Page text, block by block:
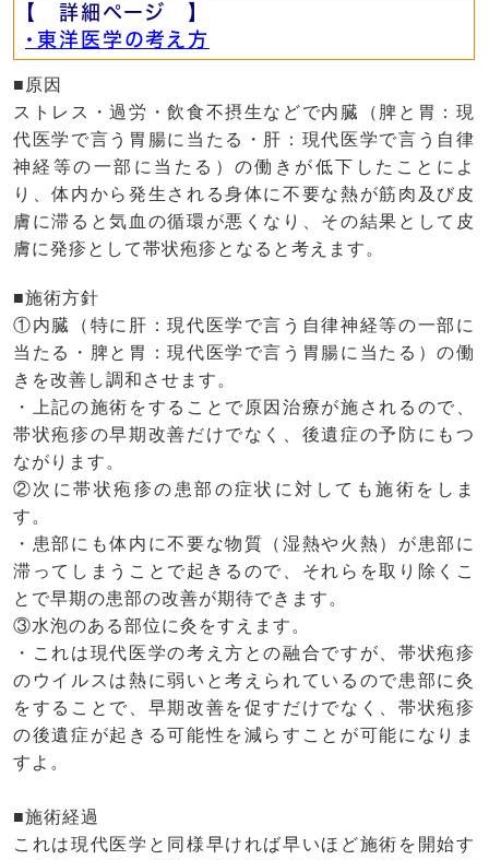
【 詳細ページ 】
・東洋医学の考え方
■原因
ストレス・過労・飲食不摂生などで内臓（脾と胃：現
代医学で言う胃腸に当たる・肝：現代医学で言う自律
神経等の一部に当たる）の働きが低下したことによ
り、体内から発生される身体に不要な熱が筋肉及び皮
膚に滞ると気血の循環が悪くなり、その結果として皮
膚に発疹として帯状疱疹となると考えます。
■施術方針
①内臓（特に肝：現代医学で言う自律神経等の一部に
当たる・脾と胃：現代医学で言う胃腸に当たる）の働
きを改善し調和させます。
・上記の施術をすることで原因治療が施されるので、
帯状疱疹の早期改善だけでなく、後遺症の予防にもつ
ながります。
②次に帯状疱疹の患部の症状に対しても施術をしま
す。
・患部にも体内に不要な物質（湿熱や火熱）が患部に
滞ってしまうことで起きるので、それらを取り除くこ
とで早期の患部の改善が期待できます。
③水泡のある部位に灸をすえます。
・これは現代医学の考え方との融合ですが、帯状疱疹
のウイルスは熱に弱いと考えられているので患部に灸
をすることで、早期改善を促すだけでなく、帯状疱疹
の後遺症が起きる可能性を減らすことが可能になりま
すよ。
■施術経過
これは現代医学と同様早ければ早いほど施術を開始す